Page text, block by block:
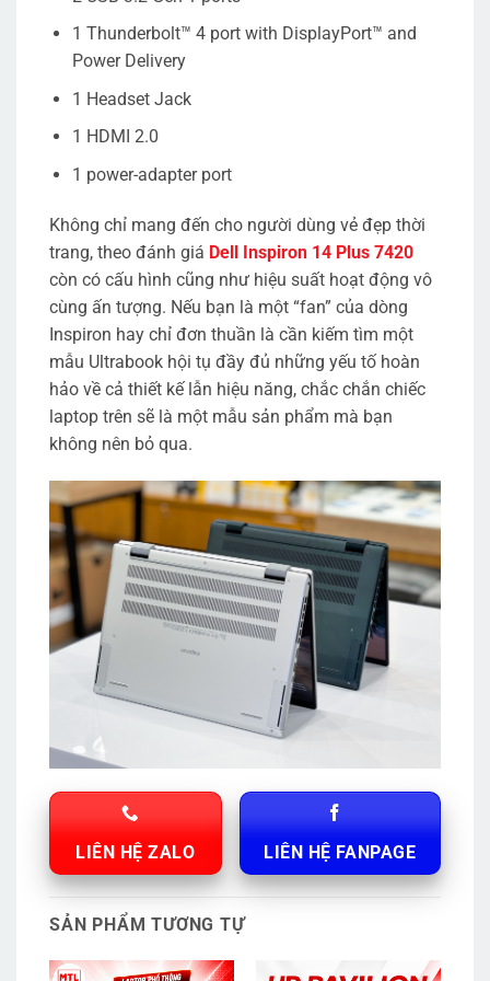
1 Thunderbolt™ 4 port with DisplayPort™ and
Power Delivery
1 Headset Jack
1 HDMI 2.0
1 power-adapter port
Không chỉ mang đến cho người dùng vẻ đẹp thời
trang, theo đánh giá Dell Inspiron 14 Plus 7420
còn có cấu hình cũng như hiệu suất hoạt động vô
cùng ấn tượng. Nếu bạn là một “fan” của dòng
Inspiron hay chỉ đơn thuần là cần kiếm tìm một
mẫu Ultrabook hội tụ đầy đủ những yếu tố hoàn
hảo về cả thiết kế lẫn hiệu năng, chắc chắn chiếc
laptop trên sẽ là một mẫu sản phẩm mà bạn
không nên bỏ qua.
LIÊN HỆ ZALO LIÊN HỆ FANPAGE
SẢN PHẨM TƯƠNG TỰ